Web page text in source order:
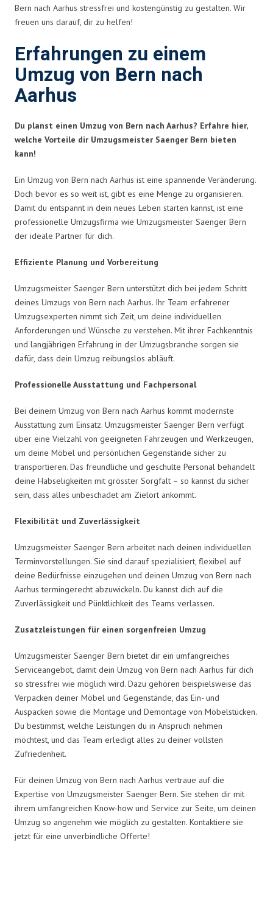
Bern nach Aarhus stressfrei und kostengünstig zu gestalten. Wir
freuen uns darauf, dir zu helfen!
Erfahrungen zu einem
Umzug von Bern nach
Aarhus
Du planst einen Umzug von Bern nach Aarhus? Erfahre hier,
welche Vorteile dir Umzugsmeister Saenger Bern bieten
kann!
Ein Umzug von Bern nach Aarhus ist eine spannende Veränderung.
Doch bevor es so weit ist, gibt es eine Menge zu organisieren.
Damit du entspannt in dein neues Leben starten kannst, ist eine
professionelle Umzugsfirma wie Umzugsmeister Saenger Bern
der ideale Partner für dich.
Effiziente Planung und Vorbereitung
Umzugsmeister Saenger Bern unterstützt dich bei jedem Schritt
deines Umzugs von Bern nach Aarhus. Ihr Team erfahrener
Umzugsexperten nimmt sich Zeit, um deine individuellen
Anforderungen und Wünsche zu verstehen. Mit ihrer Fachkenntnis
und langjährigen Erfahrung in der Umzugsbranche sorgen sie
dafür, dass dein Umzug reibungslos abläuft.
Professionelle Ausstattung und Fachpersonal
Bei deinem Umzug von Bern nach Aarhus kommt modernste
Ausstattung zum Einsatz. Umzugsmeister Saenger Bern verfügt
über eine Vielzahl von geeigneten Fahrzeugen und Werkzeugen,
um deine Möbel und persönlichen Gegenstände sicher zu
transportieren. Das freundliche und geschulte Personal behandelt
deine Habseligkeiten mit grösster Sorgfalt – so kannst du sicher
sein, dass alles unbeschadet am Zielort ankommt.
Flexibilität und Zuverlässigkeit
Umzugsmeister Saenger Bern arbeitet nach deinen individuellen
Terminvorstellungen. Sie sind darauf spezialisiert, flexibel auf
deine Bedürfnisse einzugehen und deinen Umzug von Bern nach
Aarhus termingerecht abzuwickeln. Du kannst dich auf die
Zuverlässigkeit und Pünktlichkeit des Teams verlassen.
Zusatzleistungen für einen sorgenfreien Umzug
Umzugsmeister Saenger Bern bietet dir ein umfangreiches
Serviceangebot, damit dein Umzug von Bern nach Aarhus für dich
so stressfrei wie möglich wird. Dazu gehören beispielsweise das
Verpacken deiner Möbel und Gegenstände, das Ein- und
Auspacken sowie die Montage und Demontage von Möbelstücken.
Du bestimmst, welche Leistungen du in Anspruch nehmen
möchtest, und das Team erledigt alles zu deiner vollsten
Zufriedenheit.
Für deinen Umzug von Bern nach Aarhus vertraue auf die
Expertise von Umzugsmeister Saenger Bern. Sie stehen dir mit
ihrem umfangreichen Know-how und Service zur Seite, um deinen
Umzug so angenehm wie möglich zu gestalten. Kontaktiere sie
jetzt für eine unverbindliche Offerte!